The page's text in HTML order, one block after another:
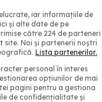
biliari și a
vezicii urinare și
iar informațiile de
și alte date de pe
către 224 de parteneri
site. Noi și partenerii noștri
Lista partenerilor.
personal în interes
opțiunilor de mai
pagini pentru a gestiona
de confidențialitate și